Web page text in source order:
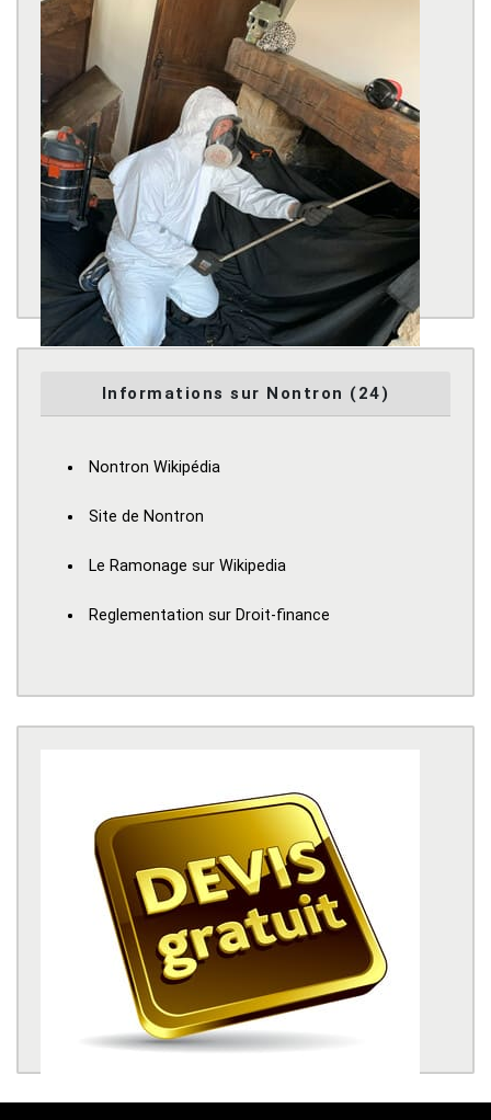
Informations sur Nontron (24)
Nontron Wikipédia
Site de Nontron
Le Ramonage sur Wikipedia
Reglementation sur Droit-finance